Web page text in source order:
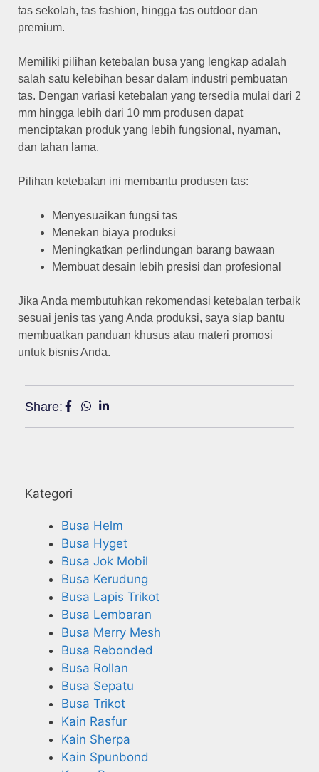
tas sekolah, tas fashion, hingga tas outdoor dan
premium.
Memiliki pilihan ketebalan busa yang lengkap adalah
salah satu kelebihan besar dalam industri pembuatan
tas. Dengan variasi ketebalan yang tersedia mulai dari 2
mm hingga lebih dari 10 mm produsen dapat
menciptakan produk yang lebih fungsional, nyaman,
dan tahan lama.
Pilihan ketebalan ini membantu produsen tas:
Menyesuaikan fungsi tas
Menekan biaya produksi
Meningkatkan perlindungan barang bawaan
Membuat desain lebih presisi dan profesional
Jika Anda membutuhkan rekomendasi ketebalan terbaik
sesuai jenis tas yang Anda produksi, saya siap bantu
membuatkan panduan khusus atau materi promosi
untuk bisnis Anda.
Share:
Kategori
Busa Helm
Busa Hyget
Busa Jok Mobil
Busa Kerudung
Busa Lapis Trikot
Busa Lembaran
Busa Merry Mesh
Busa Rebonded
Busa Rollan
Busa Sepatu
Busa Trikot
Kain Rasfur
Kain Sherpa
Kain Spunbond